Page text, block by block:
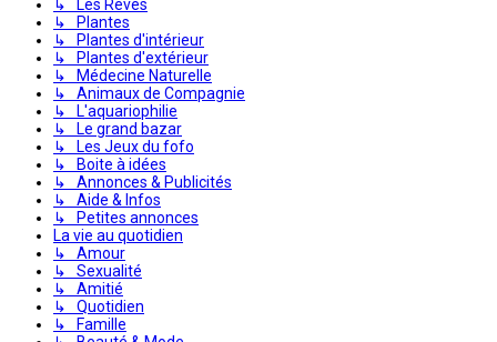
↳ Les Rêves
↳ Plantes
↳ Plantes d'intérieur
↳ Plantes d'extérieur
↳ Médecine Naturelle
↳ Animaux de Compagnie
↳ L'aquariophilie
↳ Le grand bazar
↳ Les Jeux du fofo
↳ Boite à idées
↳ Annonces & Publicités
↳ Aide & Infos
↳ Petites annonces
La vie au quotidien
↳ Amour
↳ Sexualité
↳ Amitié
↳ Quotidien
↳ Famille